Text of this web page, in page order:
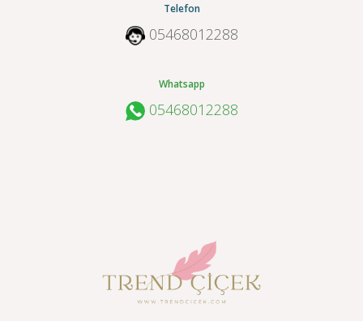
Telefon
05468012288
Whatsapp
05468012288